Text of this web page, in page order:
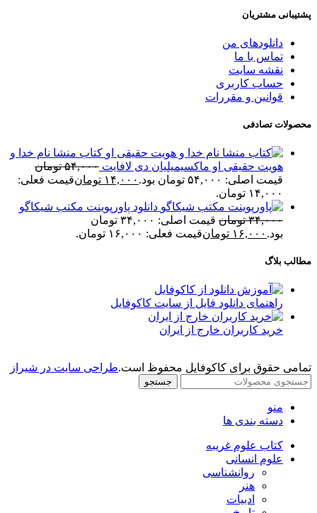
پشتیبانی مشتریان
دانلودهای من
تماس با ما
نقشه سایت
حساب کاربری
قوانین و مقررات
محصولات تصادفی
کتاب منشا نام خدا و
هویت حقیقی او ماکسیمیلیان دی لافایت ۵۴,۰۰۰ تومان
قیمت اصلی: ۵۴,۰۰۰ تومان بود.
۱۴,۰۰۰ تومانقیمت فعلی:
۱۴,۰۰۰ تومان.
دانلود پاورپوینت مکتب شیکاگو
۳۴,۰۰۰ تومان
قیمت اصلی: ۳۴,۰۰۰ تومان
بود. ۱۶,۰۰۰ تومانقیمت فعلی: ۱۶,۰۰۰ تومان.
مطالب بلاگ
راهنمای دانلود فایل از سایت کاکوفایل
خرید کاربران خارج از ایران
تمامی حقوق برای کاکوفایل محفوظ است.طراحی سایت در شیراز
جستجو
منو
دسته بندی ها
کتاب علوم غریبه
علوم انسانی
روانشناسی
هنر
ادبیات